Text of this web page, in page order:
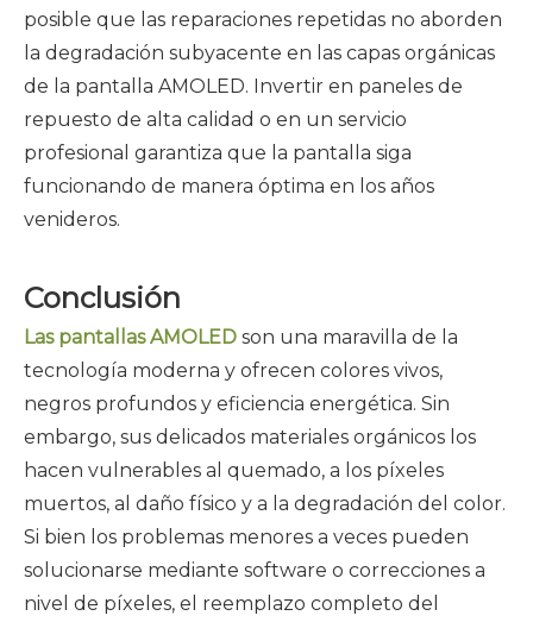
posible que las reparaciones repetidas no aborden
la degradación subyacente en las capas orgánicas
de la pantalla AMOLED. Invertir en paneles de
repuesto de alta calidad o en un servicio
profesional garantiza que la pantalla siga
funcionando de manera óptima en los años
venideros.
Conclusión
Las pantallas AMOLED son una maravilla de la
tecnología moderna y ofrecen colores vivos,
negros profundos y eficiencia energética. Sin
embargo, sus delicados materiales orgánicos los
hacen vulnerables al quemado, a los píxeles
muertos, al daño físico y a la degradación del color.
Si bien los problemas menores a veces pueden
solucionarse mediante software o correcciones a
nivel de píxeles, el reemplazo completo del